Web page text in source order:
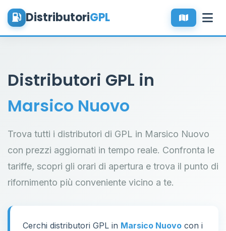
DistributoriGPL
Distributori GPL in
Marsico Nuovo
Trova tutti i distributori di GPL in Marsico Nuovo
con prezzi aggiornati in tempo reale. Confronta le
tariffe, scopri gli orari di apertura e trova il punto di
rifornimento più conveniente vicino a te.
Cerchi distributori GPL in Marsico Nuovo con i